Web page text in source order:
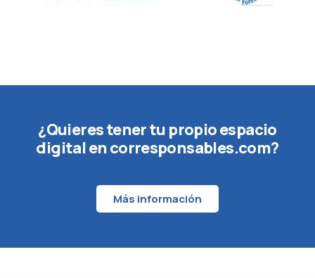
¿Quieres tener tu propio espacio
digital en corresponsables.com?
Más información